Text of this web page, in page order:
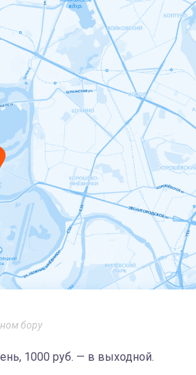
бору
1000 руб. — в выходной.